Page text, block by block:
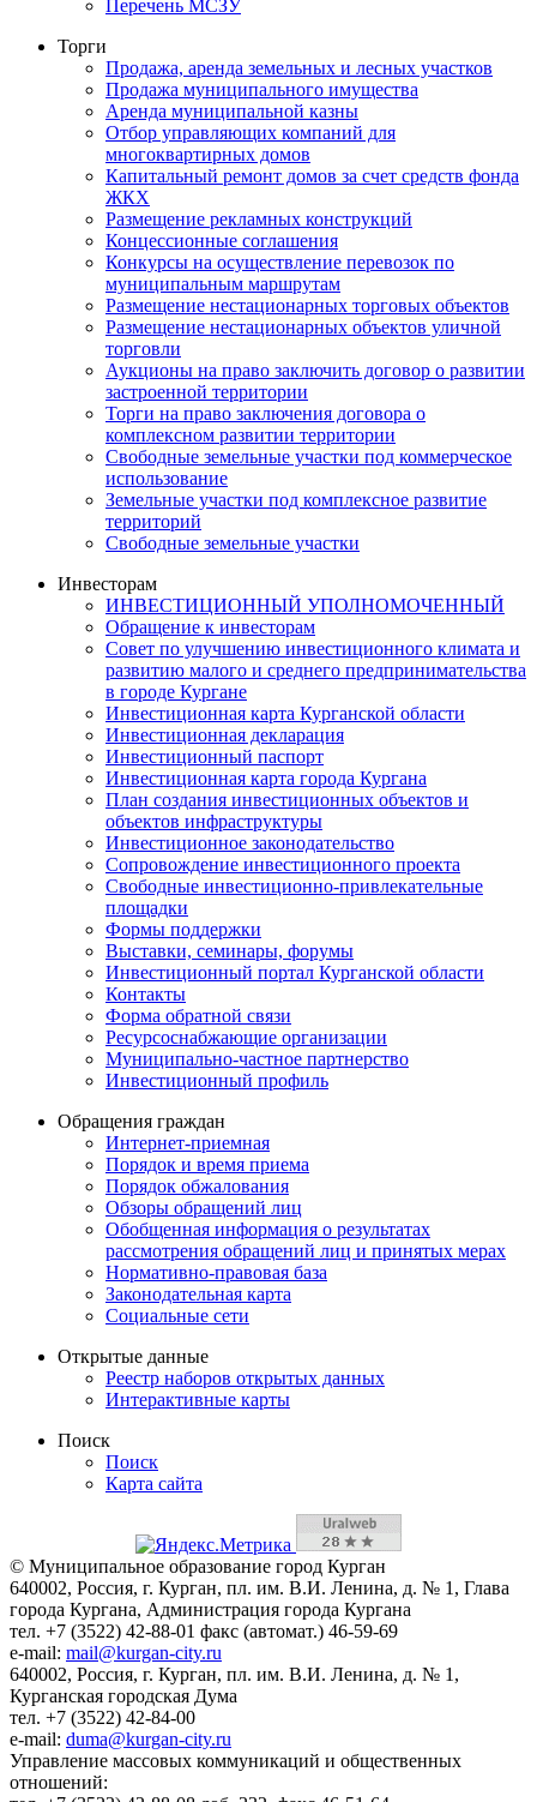
Перечень МСЗУ
Торги
Продажа, аренда земельных и лесных участков
Продажа муниципального имущества
Аренда муниципальной казны
Отбор управляющих компаний для
многоквартирных домов
Капитальный ремонт домов за счет средств фонда
ЖКХ
Размещение рекламных конструкций
Концессионные соглашения
Конкурсы на осуществление перевозок по
муниципальным маршрутам
Размещение нестационарных торговых объектов
Размещение нестационарных объектов уличной
торговли
Аукционы на право заключить договор о развитии
застроенной территории
Торги на право заключения договора о
комплексном развитии территории
Свободные земельные участки под коммерческое
использование
Земельные участки под комплексное развитие
территорий
Свободные земельные участки
Инвесторам
ИНВЕСТИЦИОННЫЙ УПОЛНОМОЧЕННЫЙ
Обращение к инвесторам
Совет по улучшению инвестиционного климата и
развитию малого и среднего предпринимательства
в городе Кургане
Инвестиционная карта Курганской области
Инвестиционная декларация
Инвестиционный паспорт
Инвестиционная карта города Кургана
План создания инвестиционных объектов и
объектов инфраструктуры
Инвестиционное законодательство
Сопровождение инвестиционного проекта
Свободные инвестиционно-привлекательные
площадки
Формы поддержки
Выставки, семинары, форумы
Инвестиционный портал Курганской области
Контакты
Форма обратной связи
Ресурсоснабжающие организации
Муниципально-частное партнерство
Инвестиционный профиль
Обращения граждан
Интернет-приемная
Порядок и время приема
Порядок обжалования
Обзоры обращений лиц
Обобщенная информация о результатах
рассмотрения обращений лиц и принятых мерах
Нормативно-правовая база
Законодательная карта
Социальные сети
Открытые данные
Реестр наборов открытых данных
Интерактивные карты
Поиск
Поиск
Карта сайта
© Муниципальное образование город Курган
640002, Россия, г. Курган, пл. им. В.И. Ленина, д. № 1, Глава
города Кургана, Администрация города Кургана
тел. +7 (3522) 42-88-01 факс (автомат.) 46-59-69
e-mail: mail@kurgan-city.ru
640002, Россия, г. Курган, пл. им. В.И. Ленина, д. № 1,
Курганская городская Дума
тел. +7 (3522) 42-84-00
e-mail: duma@kurgan-city.ru
Управление массовых коммуникаций и общественных
отношений: